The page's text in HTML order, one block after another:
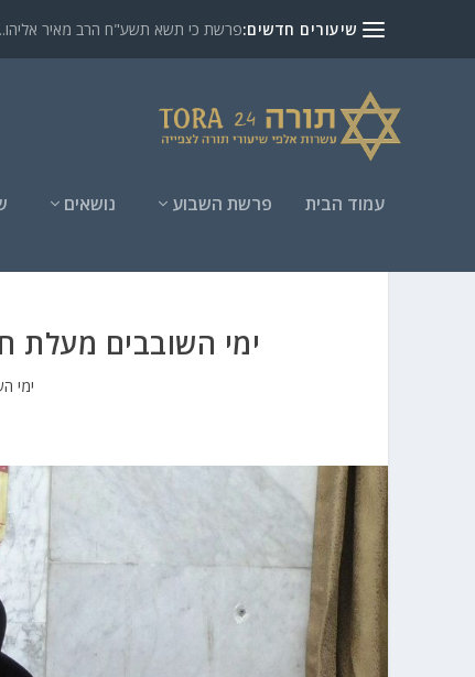
שיעורים חדשים:פרשת כי תשא תשע"ח הרב מאיר
עמוד הבית פרשת השבוע נושאים
ימי השובבים מעלת
ימי